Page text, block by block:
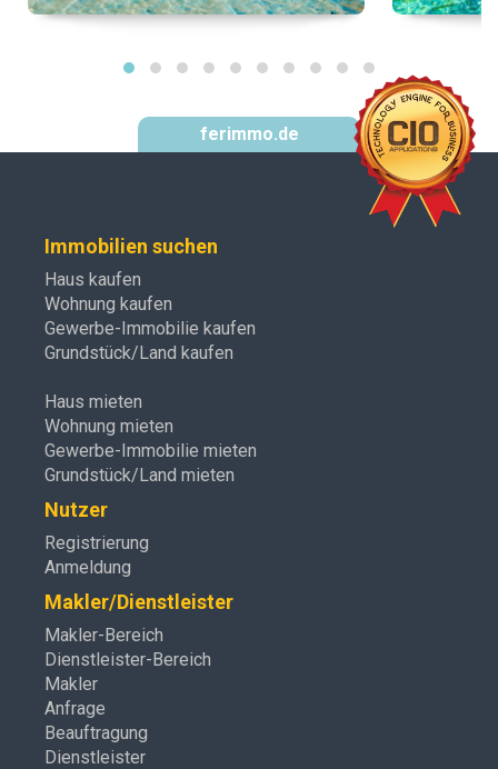
ferimmo.de
Immobilien suchen
Haus kaufen
Wohnung kaufen
Gewerbe-Immobilie kaufen
Grundstück/Land kaufen
Haus mieten
Wohnung mieten
Gewerbe-Immobilie mieten
Grundstück/Land mieten
Nutzer
Registrierung
Anmeldung
Makler/Dienstleister
Makler-Bereich
Dienstleister-Bereich
Makler
Anfrage
Beauftragung
Dienstleister